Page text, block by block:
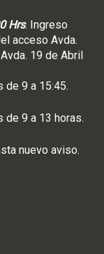
Hrs. Ingreso
acceso Avda.
19 de Abril
de 9 a 15:45.
de 9 a 13 horas.
nuevo aviso.